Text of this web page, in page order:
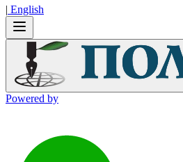
| Εnglish
Powered by